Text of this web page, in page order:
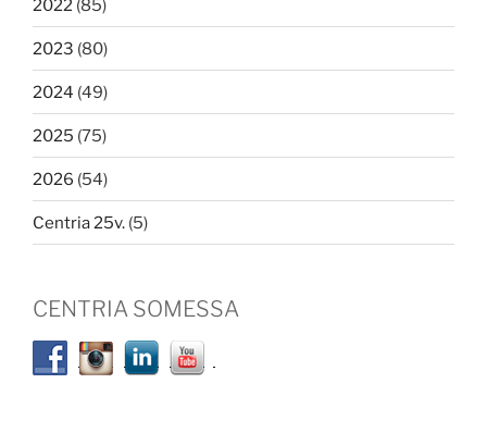
2022 (85)
2023 (80)
2024 (49)
2025 (75)
2026 (54)
Centria 25v. (5)
CENTRIA SOMESSA